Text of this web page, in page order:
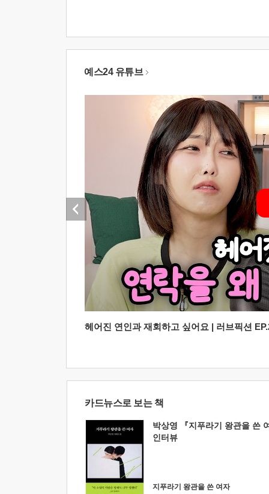
예스24 유튜브
헤어진 연인과 재회하고 싶어요 | 러브픽션
카드뉴스로 보는 책
박상영 『지푸라기 왕관을 쓴
인터뷰
지푸라기 왕관을 쓴 여자